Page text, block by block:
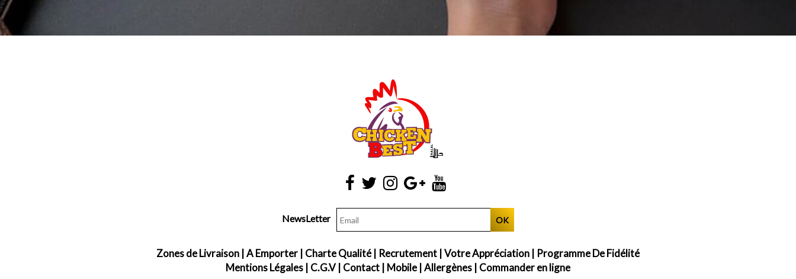
NewsLetter OK
Zones de Livraison A Emporter Charte Qualité| Recrutement Votre Appréciation
Programme De Fidélité
Mentions Légales
C.G.V| Contact Mobile| Allergènes Commander en ligne